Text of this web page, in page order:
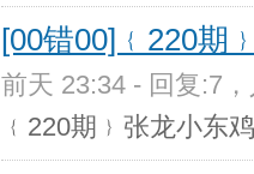
[00错00]﹛220期
前天 23:34 - 回复:7
﹛220期﹜张龙小东